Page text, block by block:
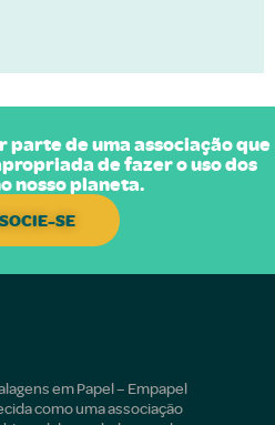
parte de uma associação que
de fazer o uso dos
nosso planeta.
SE
em Papel – Empapel
como uma associação